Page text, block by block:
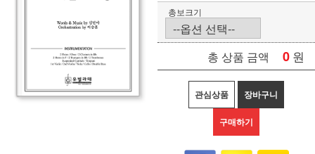
총보크기
총 상품 금액 0 원
관심상품 장바구니
구매하기